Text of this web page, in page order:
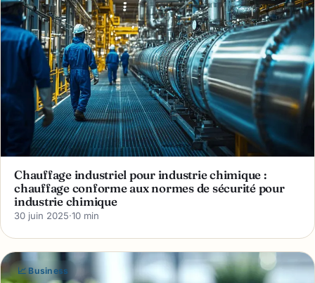
Chauffage industriel pour industrie chimique :
chauffage conforme aux normes de sécurité pour
industrie chimique
30 juin 2025·10 min
📈 Business